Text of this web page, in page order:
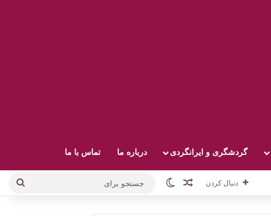
گردشگری و ایرانگردی درباره ما تماس با ما
دنبال کردن نوشته تصادفی
تغییر پوسته